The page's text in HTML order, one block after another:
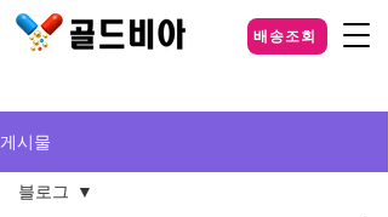
배송조회
게시물
블로그